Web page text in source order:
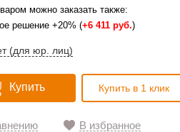
можно заказать также:
решение +20% (+6 411 руб.)
(для юр. лиц)
Купить Купить в 1 клик
В избранное